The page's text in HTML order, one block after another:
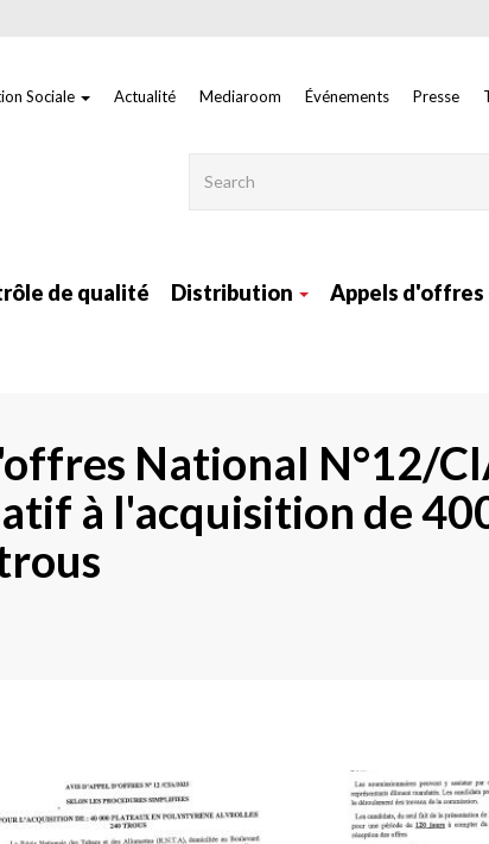
Sociale Actualité Mediaroom Événements Presse
de qualité Distribution Appels
National N°12/
à l'acquisition de